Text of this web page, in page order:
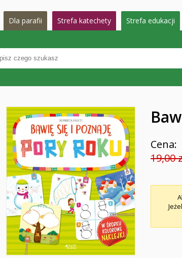
Dla parafii Strefa katechety Strefa edukacji
Cena:
19,00